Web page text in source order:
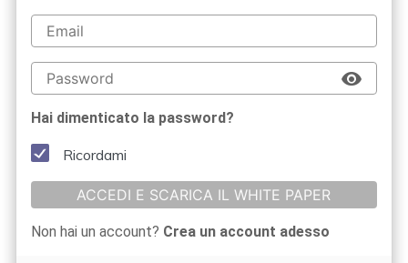
Hai dimenticato la password?
Ricordami
ACCEDI E SCARICA IL WHITE PAPER
Non hai un account? Crea un account adesso